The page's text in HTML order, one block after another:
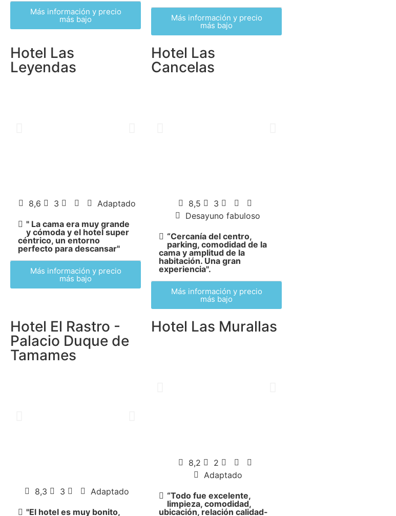
Más información y precio
más bajo Más información y precio
más bajo
Hotel Las
Leyendas
8,6 3
Adaptado
" La cama era muy grande
y cómoda y el hotel super
céntrico, un entorno
perfecto para descansar"
Más información y precio
más bajo
Hotel Las
Cancelas
8,5
3
Desayuno fabuloso
“Cercanía del centro,
parking, comodidad de la
cama y amplitud de la
habitación. Una gran
experiencia".
Más información y precio
más bajo
Hotel El Rastro -
Palacio Duque de
Tamames
8,3 3
Adaptado
"El hotel es muy bonito,
Hotel Las Murallas
8,2
2
Adaptado
“Todo fue excelente,
limpieza, comodidad,
ubicación, relación calidad-